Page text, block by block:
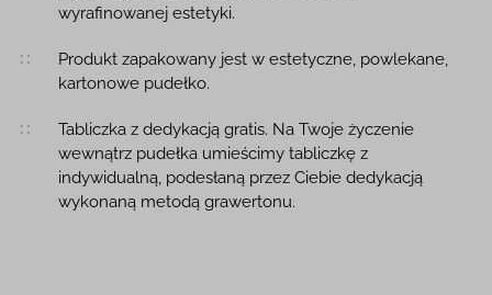
wyrafinowanej estetyki.
Produkt zapakowany jest w estetyczne, powlekane,
kartonowe pudełko.
Tabliczka z dedykacją gratis. Na Twoje życzenie
wewnątrz pudełka umieścimy tabliczkę z
indywidualną, podesłaną przez Ciebie dedykacją
wykonaną metodą grawertonu.